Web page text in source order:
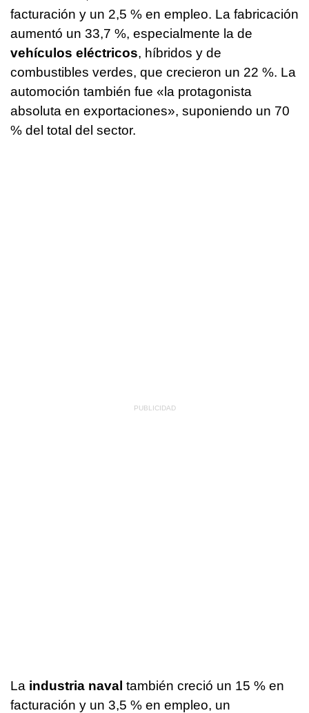
facturación y un 2,5 % en empleo. La fabricación
aumentó un 33,7 %, especialmente la de
vehículos eléctricos, híbridos y de
combustibles verdes, que crecieron un 22 %. La
automoción también fue «la protagonista
absoluta en exportaciones», suponiendo un 70
% del total del sector.
La industria naval también creció un 15 % en
facturación y un 3,5 % en empleo, un